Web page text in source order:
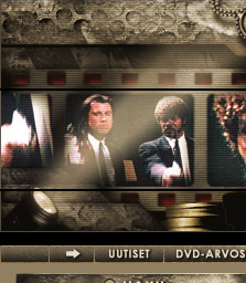
Hyppää pääsisältöön